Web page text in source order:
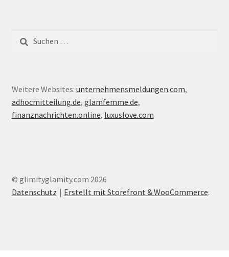
nach:
Weitere Websites: unternehmensmeldungen.com,
adhocmitteilung.de, glamfemme.de,
finanznachrichten.online, luxuslove.com
© glimityglamity.com 2026
Datenschutz
Erstellt mit Storefront & WooCommerce.